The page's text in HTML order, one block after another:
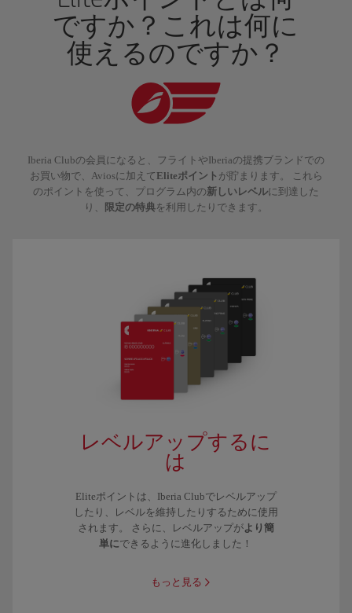
ですか？これは何に
使えるのですか？
Iberia Clubの会員になると、フライトやIberiaの提携ブランドでの
お買い物で、Aviosに加えてEliteポイント が貯まります。 これら
のポイントを使って、プログラム内の新しいレベルに到達した
り、
限定の特典を利用したりできます。
レベルアップするに
は
Eliteポイントは、Iberia Clubでレベルアップ
したり、レベルを維持したりするために使用
されます。 さらに、レベルアップがより簡
単にできるように進化しました！
もっと見る